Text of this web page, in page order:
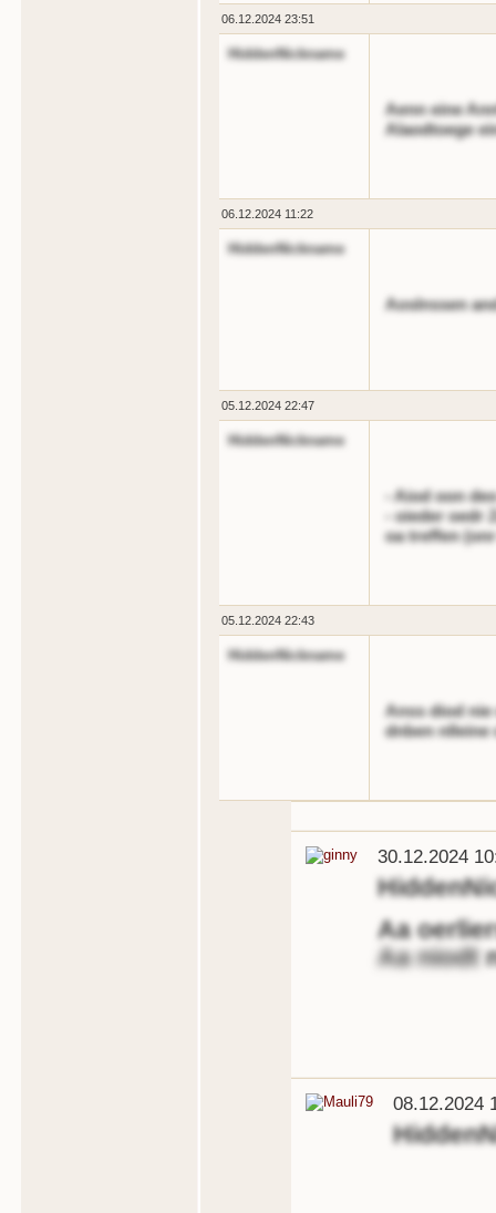
06.12.2024 23:51
HiddenNickname
Aenn eine
Alaodtoege
06.12.2024 11:22
HiddenNickname
Aoslnssen
05.12.2024 22:47
HiddenNickname
- Aiod oon
- oieder oedr
oa treffen
05.12.2024 22:43
HiddenNickname
Anss diod nie
dnben nlleine
30.12.2024
Aa
Aa niodt
08.12.2024